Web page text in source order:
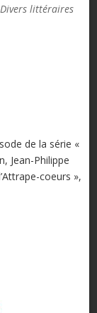
Divers littéraires
de la série «
Jean-Philippe
coeurs »,